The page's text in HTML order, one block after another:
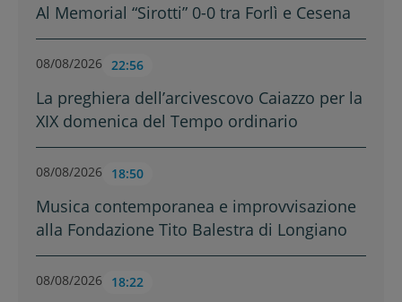
Al Memorial “Sirotti” 0-0 tra Forlì e Cesena
08/08/2026 22:56
La preghiera dell’arcivescovo Caiazzo per la
XIX domenica del Tempo ordinario
08/08/2026 18:50
Musica contemporanea e improvvisazione
alla Fondazione Tito Balestra di Longiano
08/08/2026 18:22